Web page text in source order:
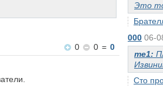
Это
000 06-
me1:
Сто
0
0 = 0